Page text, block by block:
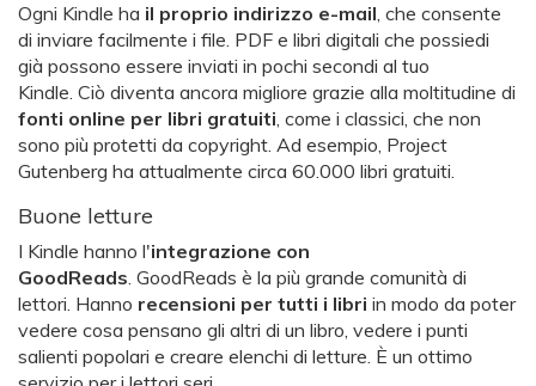
Ogni Kindle ha il proprio indirizzo e-mail, che consente
di inviare facilmente i file. PDF e libri digitali che possiedi
già possono essere inviati in pochi secondi al tuo
Kindle. Ciò diventa ancora migliore grazie alla moltitudine di
fonti online per libri gratuiti, come i classici, che non
sono più protetti da copyright. Ad esempio, Project
Gutenberg ha attualmente circa 60.000 libri gratuiti.
Buone letture
I Kindle hanno l'integrazione con
GoodReads. GoodReads è la più grande comunità di
lettori. Hanno recensioni per tutti i libri in modo da poter
vedere cosa pensano gli altri di un libro, vedere i punti
salienti popolari e creare elenchi di letture. È un ottimo